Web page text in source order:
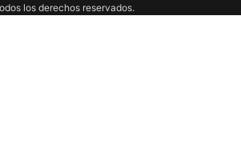
los derechos reservados.